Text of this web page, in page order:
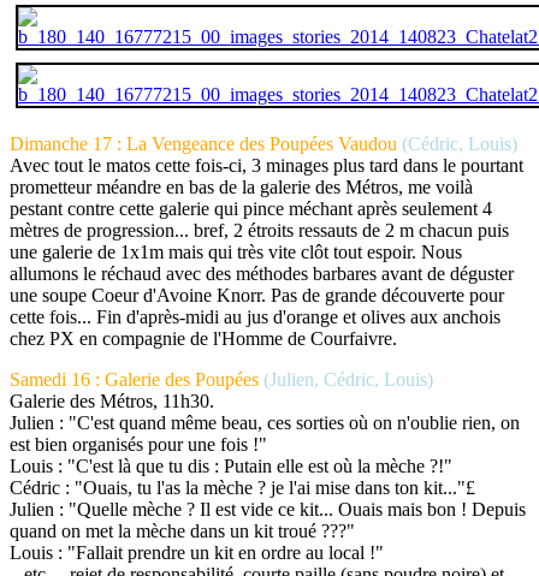
Dimanche 17 : La Vengeance des Poupées Vaudou (Cédric, Louis)
Avec tout le matos cette fois-ci, 3 minages plus tard dans le pourtant
prometteur méandre en bas de la galerie des Métros, me voilà
pestant contre cette galerie qui pince méchant après seulement 4
mètres de progression... bref, 2 étroits ressauts de 2 m chacun puis
une galerie de 1x1m mais qui très vite clôt tout espoir. Nous
allumons le réchaud avec des méthodes barbares avant de déguster
une soupe Coeur d'Avoine Knorr. Pas de grande découverte pour
cette fois... Fin d'après-midi au jus d'orange et olives aux anchois
chez PX en compagnie de l'Homme de Courfaivre.
Samedi 16 : Galerie des Poupées (Julien, Cédric, Louis)
Galerie des Métros, 11h30.
Julien : "C'est quand même beau, ces sorties où on n'oublie rien, on
est bien organisés pour une fois !"
Louis : "C'est là que tu dis : Putain elle est où la mèche ?!"
Cédric : "Ouais, tu l'as la mèche ? je l'ai mise dans ton kit..."£
Julien : "Quelle mèche ? Il est vide ce kit... Ouais mais bon ! Depuis
quand on met la mèche dans un kit troué ???"
Louis : "Fallait prendre un kit en ordre au local !"